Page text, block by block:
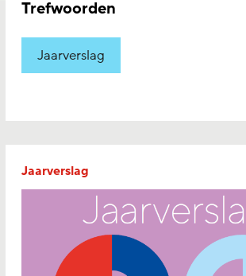
Jaarverslag
Trefwoorden
Jaarverslag